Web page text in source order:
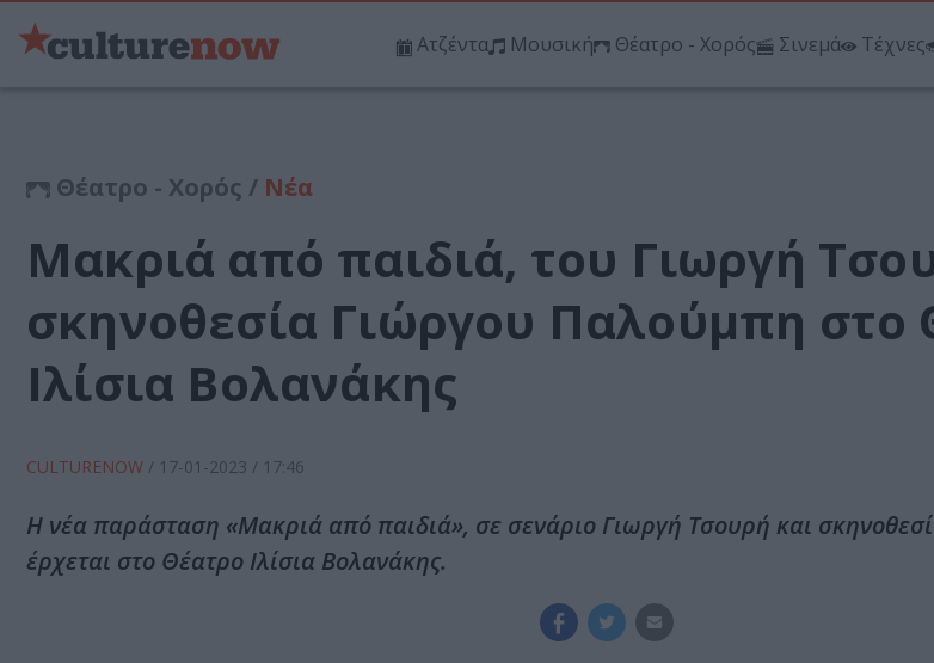
Ατζέντα Μουσική Θέατρο - Χορός Σινεμά Τέχνες
Θέατρο - Χορός / Νέα
Μακριά από παιδιά, του Γιωργή
σκηνοθεσία Γιώργου Παλούμπη στο
Ιλίσια Βολανάκης
CULTURENOW / 17-01-2023 / 17:46
Η νέα παράσταση «Μακριά από παιδιά», σε σενάριο Γιωργή Τσουρή και
έρχεται στο Θέατρο Ιλίσια Βολανάκης.